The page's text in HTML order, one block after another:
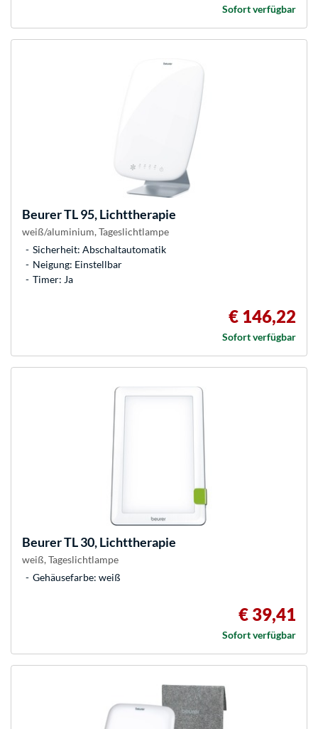
Sofort verfügbar
BeurerTL 95, Lichttherapie
weiß/aluminium, Tageslichtlampe
Sicherheit: Abschaltautomatik
Neigung: Einstellbar
Timer: Ja
€ 146,22
Sofort verfügbar
BeurerTL 30, Lichttherapie
weiß, Tageslichtlampe
Gehäusefarbe: weiß
€ 39,41
Sofort verfügbar